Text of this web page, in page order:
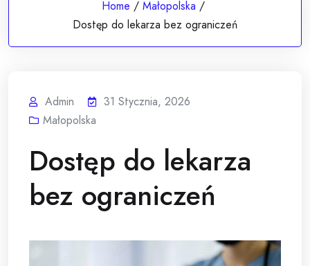
Home / Małopolska /
Dostęp do lekarza bez ograniczeń
Admin
31 Stycznia, 2026
Małopolska
Dostęp do lekarza
bez ograniczeń